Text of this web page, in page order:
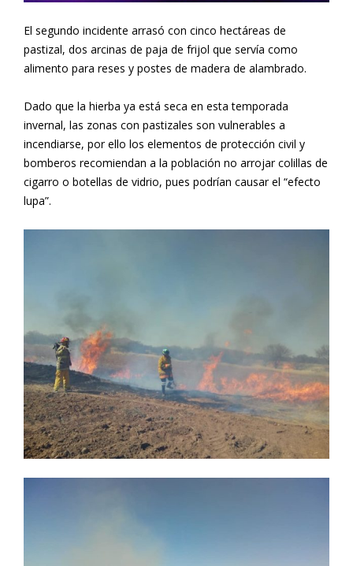
El segundo incidente arrasó con cinco hectáreas de
pastizal, dos arcinas de paja de frijol que servía como
alimento para reses y postes de madera de alambrado.
Dado que la hierba ya está seca en esta temporada
invernal, las zonas con pastizales son vulnerables a
incendiarse, por ello los elementos de protección civil y
bomberos recomiendan a la población no arrojar colillas de
cigarro o botellas de vidrio, pues podrían causar el “efecto
lupa”.